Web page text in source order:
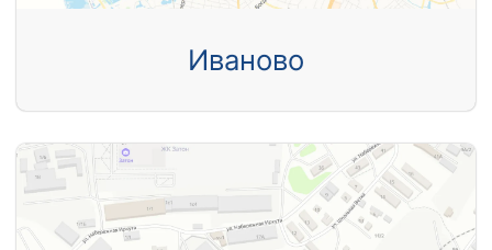
Иваново